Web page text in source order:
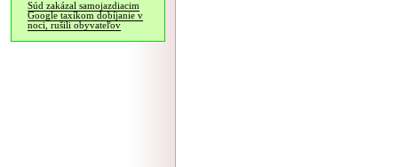
Súd zakázal samojazdiacim
Google taxíkom dobíjanie v
noci, rušili obyvateľov